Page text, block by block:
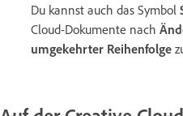
Du kannst auch das Symbol
Cloud-Dokumente nach
umgekehrter Reihenfolge